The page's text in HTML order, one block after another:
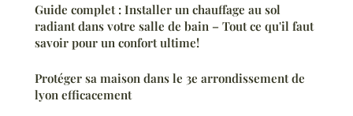
Guide complet : Installer un chauffage au sol
radiant dans votre salle de bain – Tout ce qu'il faut
savoir pour un confort ultime!
Protéger sa maison dans le 3e arrondissement de
lyon efficacement